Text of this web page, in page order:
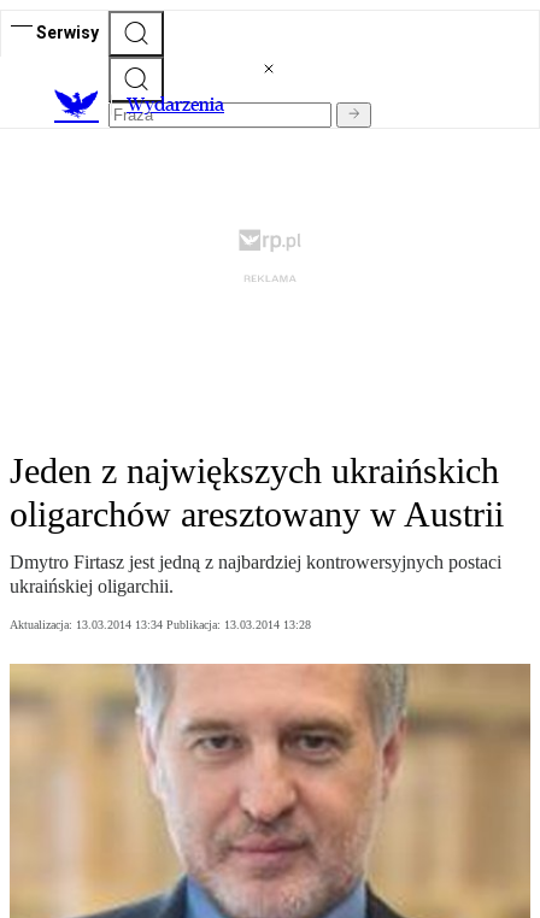
Serwisy
Wydarzenia
Jeden z największych ukraińskich
oligarchów aresztowany w Austrii
Dmytro Firtasz jest jedną z najbardziej kontrowersyjnych postaci
ukraińskiej oligarchii.
Aktualizacja: 13.03.2014 13:34 Publikacja: 13.03.2014 13:28